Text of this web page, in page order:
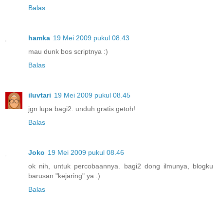
Balas
hamka 19 Mei 2009 pukul 08.43
mau dunk bos scriptnya :)
Balas
iluvtari 19 Mei 2009 pukul 08.45
jgn lupa bagi2. unduh gratis getoh!
Balas
Joko 19 Mei 2009 pukul 08.46
ok nih, untuk percobaannya. bagi2 dong ilmunya, blogku
barusan "kejaring" ya :)
Balas